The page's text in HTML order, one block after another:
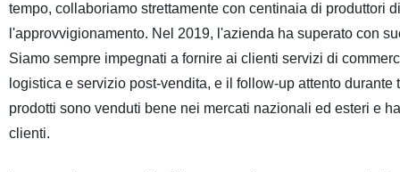
tempo, collaboriamo strettamente con centinaia di produttori
l'approvvigionamento. Nel 2019, l'azienda ha superato con
Siamo sempre impegnati a fornire ai clienti servizi di
logistica e servizio post-vendita, e il follow-up attento
prodotti sono venduti bene nei mercati nazionali ed esteri e
clienti.